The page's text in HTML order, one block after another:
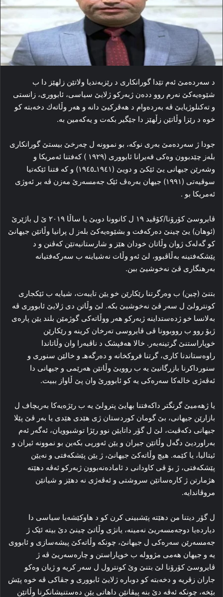
د سەردەمێ ئەم تێدا گورانکاری د رێزبەندیا ولاتێن زلهێز دا ب
شێوەیەکێ نەرم روو ددەن ژبەرکو ژلایێ سیاسی، ئابووری، زانستی
و تەکنلوژیایێ ڤە بەردەوام د هەڤرکیێ دانە و هەر وڵاتەك دخەبتە كو
خوە د رێزا وڵاتێن زڵهێز دا جێگیر بکەت و یەکەمین بە.
جودا ژ سەردەمێ بەری نوکە، بو نموونە ل چەرخێ بیستێ گورانکاری
بلەز چێدبوون وەکی قەیرانا ئابووری (١٩٢٩ ) کەفتنا ئەمریکا و
وشەرێن جیهانی یێ ئێکێ و دویێ (١٩٤١ـ١٩٤٥) و كە فتنا ئێکەتیا
سوڤیەتی (١٩٩١) جیهان بەرەڤ ئێک جەمسەرێ مەزن ڤە بر ئەوژی
ئەمریکا بو .
ڤایروسێ كۆرۆنا/كۆڤید ١٩ ل كانوونا دویێ یا ساڵا ٢٠١٩ ێ ل باژێرێ
(ئوهان) یێ چینێ دەرکەفت و بشێوەیەکێ بلەز ل پرانیا وڵاتێن جیهانێ
كو گەلەک ژوان وڵاتان خودان هێز و شارستانیەتێن کەڤنن و د
پێشکەفتینە بەڵاڤبوو، لێ ئەو وڵات نەشیاینە ب سەرکەفتیانە
بەرهنگاری ڤێ نەخوشیێ ببن.
بتنێ (چین) ب وەرگرتنا رێکارێن خو یێن تایبەت، شیایە ب ئێکجاری
کونترولێ ل سەر ڤێ نەخوشیێ بکە. لێ وڵاتن دی ژلایێ ئابووری ڤە
بەلانسا خو ژدەستداینە ژبەرکو هەر ووڵاتەکی گوژمێن بلند یێن پارەی
ژبۆ روو ب رووبوونا ڤی ڤایروسی تەرخان کرینە و رێکارێن
خوپاراستنێ گرتینەبەر. خالا هەفپشک د ناڤبەرا وان وڵاتاندا
راوەستاندنا کاری، گرتنا فروکخانە و دەرگەهـ و خالێن سنوری و
سنورداکرنا بازرگانیێ یە ب روویێ وڵاتێن هەرێمی و جیهانی دا
ئەڤەژی خالەکا سەرەکی یە کو ئابوورێ وان پێ ڵاواز ببیت.
یا ژهەمیێ گرنگتر داکەفتنا بهایێ پترولێ یە ب رێژەیەکا بەربچاف ل
بازارێن جیهانی، بێ گومان کوردستان ژی هێدی هێدی یا بەر ڤێ پێلا
جیهانی دکەڤیت، لێ ل گۆر داتایێن نوو رێژا توشبوویان، ئەگەر ئەم
بەراوردیێ دگەل وڵاتێن جیران و یێن ئەورپی بکەین بو نموونە ئیران و
ئیتالیا، یا کێمە. هیچ وڵاتەکێ جیهانێ، ژ یێن پێشکەفتی و نەیێن
پێشکەفتی، ژ بۆ ڤی کاودانی د ئامادەنەبوون ژبەرکو ئەڤە دهێتە
هژمارتن ژ کارەساتێن سروشتی و ئەڤەژی نە دهێز و شیانێن
مروڤاندایە.
ل گۆر دیتنا من دهێتە پێشبینی کرن کو د هاوکێشەیا سیاسی دا
دیاردەیا دوجەمسەریێ نەمینە، یانژی وڵاتێ چینێ دێ بیتە ئێک ژ
جەمسەرێن سەرەکی ل جیهانێ، چونکە وڵاتەکێ پیشەسازی و ئابووی
یە و جیهان هەمی مژوولە ب خوپاراستن و چارەسەریێ ڤە ژ
ڤایروسێ كۆرۆنا لێ بتنێ وێ کونترول ل سەر کریە و ژیان وەکو
جاران زڤریە و دخەبتە كو دوبارە ژلایێ ئابووری و جڤاکی ڤە خوە پێش
بێخە، چونکە ئەڤە دێ بنە پیڤانێن داهاتی یێن دەستنیشانکرنا وڵاتێن